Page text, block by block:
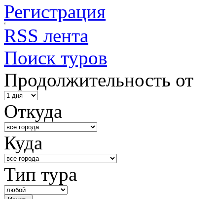
Регистрация
RSS лента
Поиск туров
Продолжительность от
Откуда
Куда
Тип тура